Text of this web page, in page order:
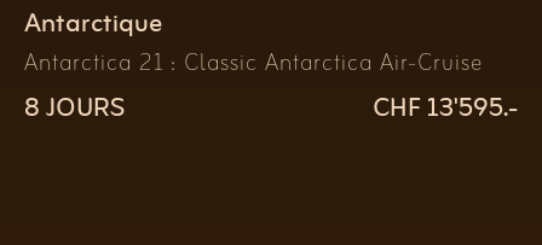
Antarctique
Antarctica 21 : Classic Antarctica Air-Cruise
8 JOURS CHF 13'595.-